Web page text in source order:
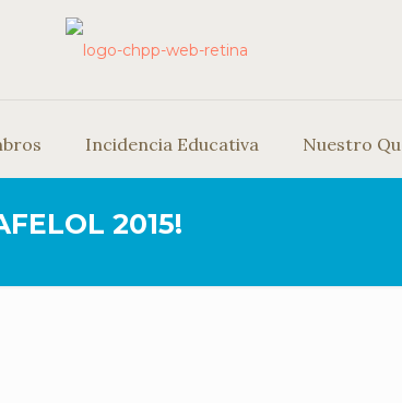
Incidencia Educativa Nuestro
2015!